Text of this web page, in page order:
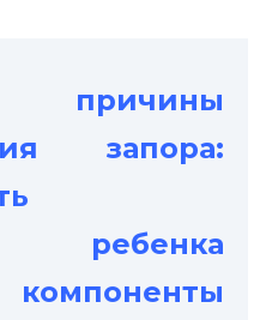
причины
запора:
ребенка